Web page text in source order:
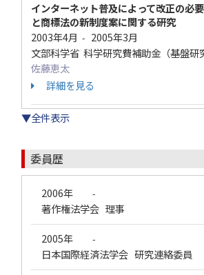
インターネット普及によって改正の必
と商標法の新制度案に関する研究
2003年4月 - 2005年3月
文部科学省 科学研究費補助金（基盤研
佐藤恵太
詳細を見る
▼全件表示
委員歴
2006年 -
著作権法学会 理事
2005年 -
日本国際経済法学会 研究連絡委員